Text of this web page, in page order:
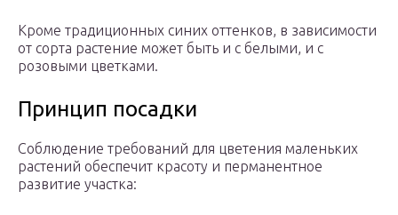
Кроме традиционных синих оттенков, в зависимости
от сорта растение может быть и с белыми, и с
розовыми цветками.
Принцип посадки
Соблюдение требований для цветения маленьких
растений обеспечит красоту и перманентное
развитие участка: